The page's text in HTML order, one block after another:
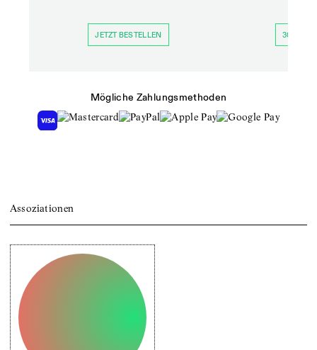
JETZT BESTELLEN 30 TAGE
Mögliche Zahlungsmethoden
Assoziationen